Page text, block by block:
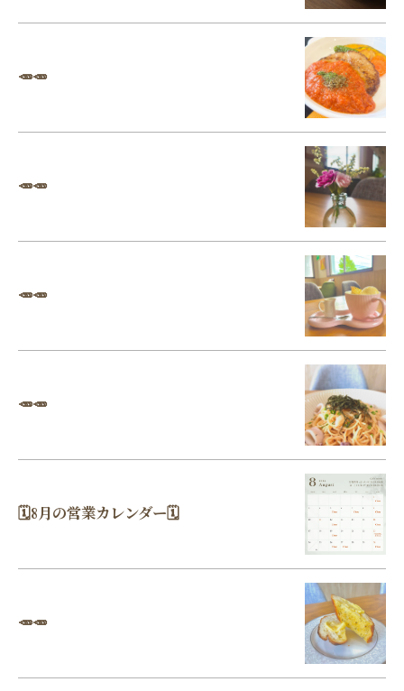
🥕🥕
🥕🥕
🥕🥕
🥕🥕
🗓8月の営業カレンダー🗓
🥕🥕